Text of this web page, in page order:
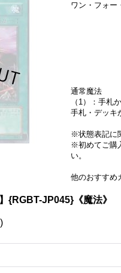
ワン・フォー
通常魔法
（1）：手札
手札・デッキ
※状態表記に
※初めてご購
い。
他のおすすめ
{RGBT-JP045}《魔法》